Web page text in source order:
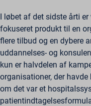
I løbet af det sidste årti
fokuseret produkt til en
flere tilbud og en dybere
uddannelses- og
kun er halvdelen af
organisationer, der
om det var et